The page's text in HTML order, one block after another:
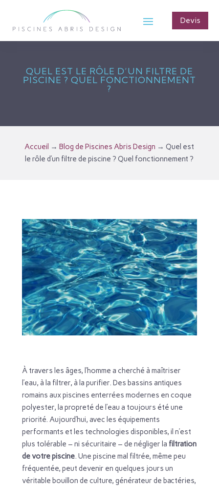
Devis
QUEL EST LE RÔLE D’UN FILTRE DE
PISCINE ? QUEL FONCTIONNEMENT
?
Accueil →Blog de Piscines Abris Design →Quel est
le rôle d’un filtre de piscine ? Quel fonctionnement ?
À travers les âges, l’homme a cherché à maîtriser
l’eau, à la filtrer, à la purifier. Des bassins antiques
romains aux piscines enterrées modernes en coque
polyester, la propreté de l’eau a toujours été une
priorité. Aujourd’hui, avec les équipements
performants et les technologies disponibles, il n’est
plus tolérable – ni sécuritaire – de négliger la filtration
de votre piscine. Une piscine mal filtrée, même peu
fréquentée, peut devenir en quelques jours un
véritable bouillon de culture, générateur de bactéries,